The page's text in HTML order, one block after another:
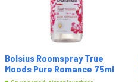
Bolsius Roomspray True
Moods Pure Romance 75ml